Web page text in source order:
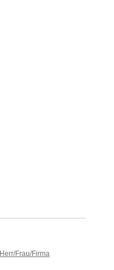
Herr/Frau/Firma